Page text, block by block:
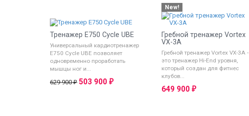
Тренажер E750 Cycle UBE
Универсальный кардиотренажер
E750 Cycle UBE позволяет
одновременно проработать
мышцы ног и...
629 900₽ 503 900 ₽
New!
Гребной тренажер Vortex
VX-3A
Гребной тренажер Vortex VX-3A -
это тренажер Hi-End уровня,
который создан для фитнес
клубов...
649 900 ₽